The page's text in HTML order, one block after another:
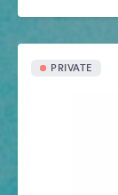
PRIVATE